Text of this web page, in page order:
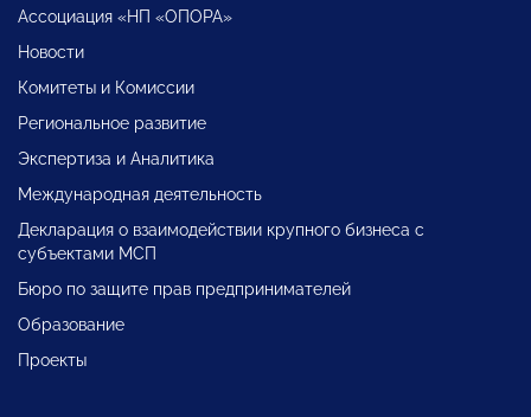
Ассоциация «НП «ОПОРА»
Новости
Комитеты и Комиссии
Региональное развитие
Экспертиза и Аналитика
Международная деятельность
Декларация о взаимодействии крупного бизнеса с
субъектами МСП
Бюро по защите прав предпринимателей
Образование
Проекты